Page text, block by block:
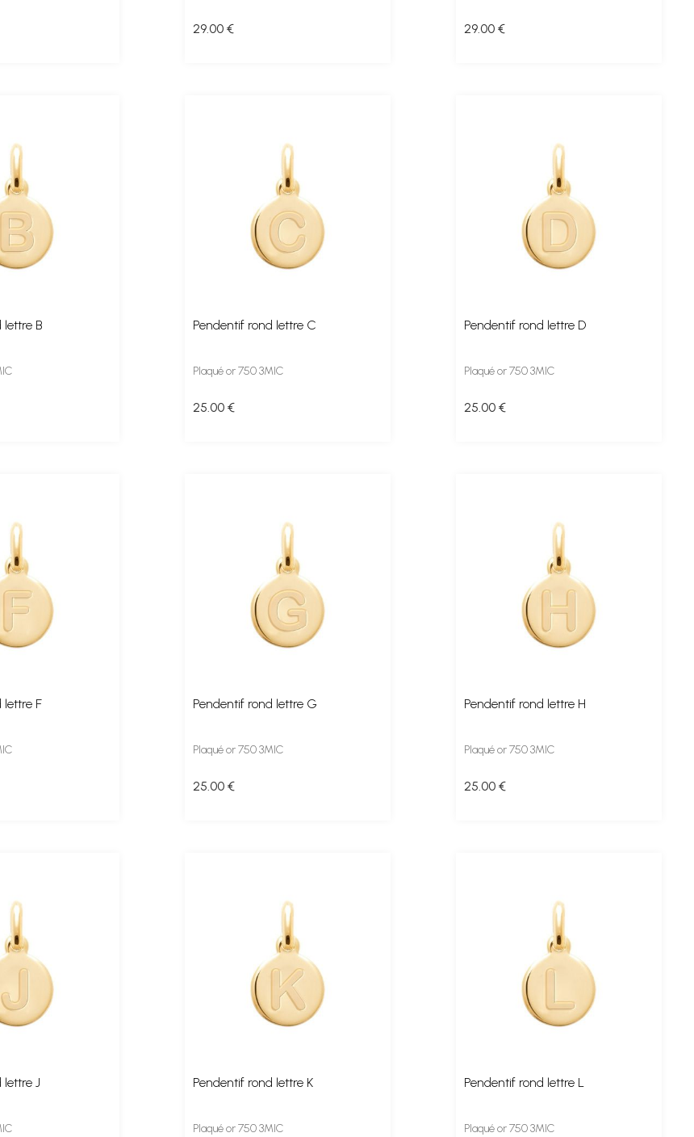
29.00 € 29.00 €
lettre B Pendentif rond lettre C
Plaqué or 750 3MIC
25 .00 €
Pendentif rond lettre D
Plaqué or 750 3MIC
25 .00 €
lettre F Pendentif rond lettre G
Plaqué or 750 3MIC
25 .00 €
Pendentif rond lettre H
Plaqué or 750 3MIC
25 .00 €
lettre J Pendentif rond lettre K
Plaqué or 750 3MIC
Pendentif rond lettre L
Plaqué or 750 3MIC